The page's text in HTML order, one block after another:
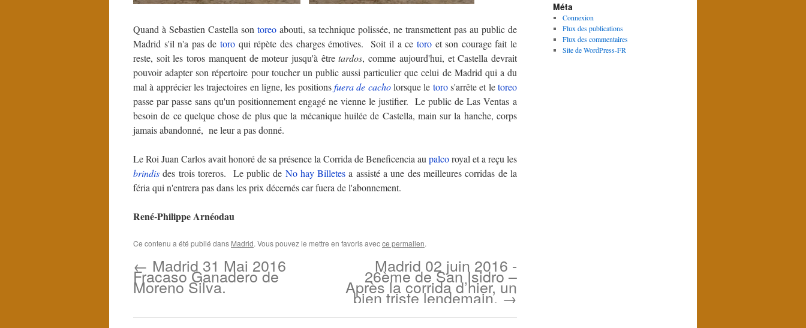
Quand à Sebastien Castella son toreoabouti, sa technique polissée, ne transmettent pas au public de
Madrid s'il n'a pas detoro qui répète des charges émotives. Soit il a ce toroet son courage fait le
reste, soit les toros manquent de moteur jusqu'à êtretardos, comme aujourd'hui, et Castella devrait
pouvoir adapter son répertoire pour toucher un public aussi particulier que celui de Madrid qui a du
mal à apprécier les trajectoires en ligne, les positionsfuera de cacholorsque le toros'arrête et letoreo
passe par passe sans qu'un positionnement engagé ne vienne le justifier. Le public de Las Ventas a
besoin de ce quelque chose de plus que la mécanique huilée de Castella, main sur la hanche, corps
jamais abandonné, ne leur a pas donné.
Le Roi Juan Carlos avait honoré de sa présence la Corrida de Beneficencia au palcoroyal et a reçu les
brindis des trois toreros. Le public de No hay Billetes a assisté a une des meilleures corridas de la
féria qui n'entrera pas dans les prix décernés car fuera de l'abonnement.
René-Philippe Arnéodau
Ce contenu a été publié dans Madrid. Vous pouvez le mettre en favoris avecce permalien.
← Madrid 31 Mai 2016
Fracaso Ganadero de
Moreno Silva.
Madrid 02 juin 2016 -
26ème de San Isidro –
Après la corrida d’hier, un
bien triste lendemain.→
Méta
Connexion
Flux des publications
Flux des commentaires
Site de WordPress-FR